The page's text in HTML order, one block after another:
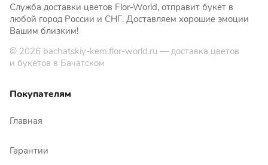
Служба доставки цветов Flor-World, отправит букет в
любой город России и СНГ. Доставляем хорошие эмоции
Вашим близким!
© 2026 bachatskiy-kem.flor-world.ru — доставка цветов
и букетов в Бачатском
Покупателям
Главная
Гарантии